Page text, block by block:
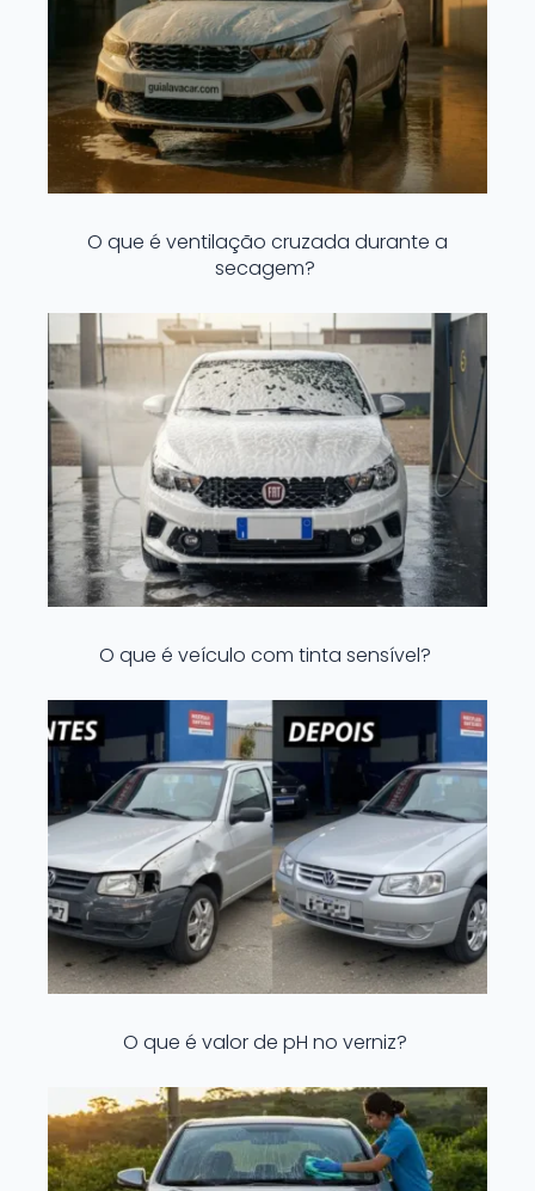
O que é ventilação cruzada durante a
secagem?
O que é veículo com tinta sensível?
O que é valor de pH no verniz?